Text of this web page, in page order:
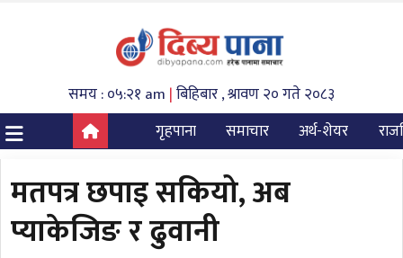
समय : ०५:२१ am |बिहिबार , श्रावण २० गते २०८३
गृहपाना
समाचार अर्थ-शेयर
मतपत्र छपाइ सकियो, अब
प्याकेजिङ र ढुवानी